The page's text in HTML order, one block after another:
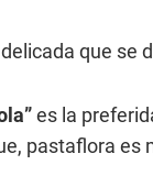
que se
es la
pastaflora es